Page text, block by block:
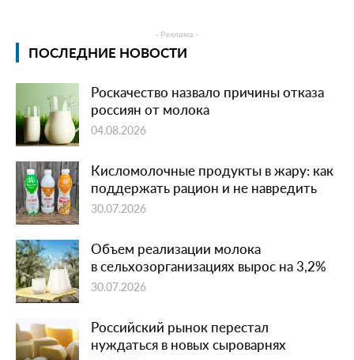
- Реклама -
ПОСЛЕДНИЕ НОВОСТИ
Роскачество назвало причины отказа
россиян от молока
04.08.2026
Кисломолочные продукты в жару: как
поддержать рацион и не навредить
30.07.2026
Объем реализации молока
в сельхозорганизациях вырос на 3,2%
30.07.2026
Российский рынок перестал
нуждаться в новых сыроварнях